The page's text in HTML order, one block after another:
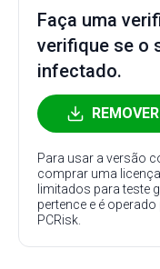
Faça uma
verifique se o
infectado.
Para usar a versão
comprar uma
limitados para teste
pertence e é
PCRisk.